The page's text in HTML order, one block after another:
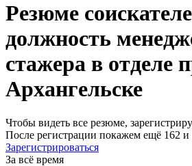
Резюме
должность
стажера в отделе
Архангельске
Чтобы видеть все резюме,
После регистрации покажем ещё 162 и
Зарегистрироваться
За всё время